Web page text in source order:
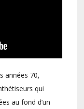
années 70,
qui
au fond d’un